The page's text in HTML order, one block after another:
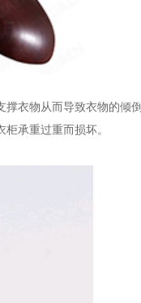
衣物从而导致衣物的倾
承重过重而损坏。